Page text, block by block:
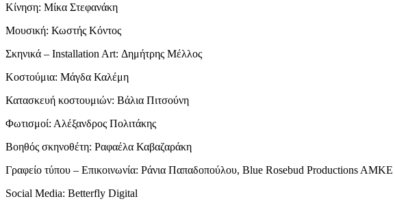
Κίνηση: Μίκα Στεφανάκη
Μουσική: Κωστής Κόντος
Σκηνικά – Installation Art: Δημήτρης Μέλλος
Κοστούμια: Μάγδα Καλέμη
Κατασκευή κοστουμιών: Βάλια Πιτσούνη
Φωτισμοί: Αλέξανδρος Πολιτάκης
Βοηθός σκηνοθέτη: Ραφαέλα Καβαζαράκη
Γραφείο τύπου – Επικοινωνία: Ράνια Παπαδοπούλου, Blue Rosebud Productions AMKE
Social Media: Betterfly Digital